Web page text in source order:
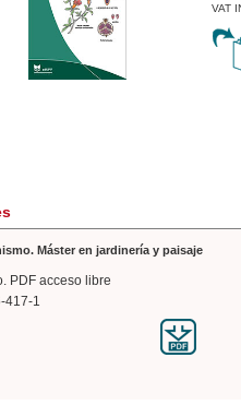
VAT
Máster en jardinería y paisaje
PDF acceso libre
417-1